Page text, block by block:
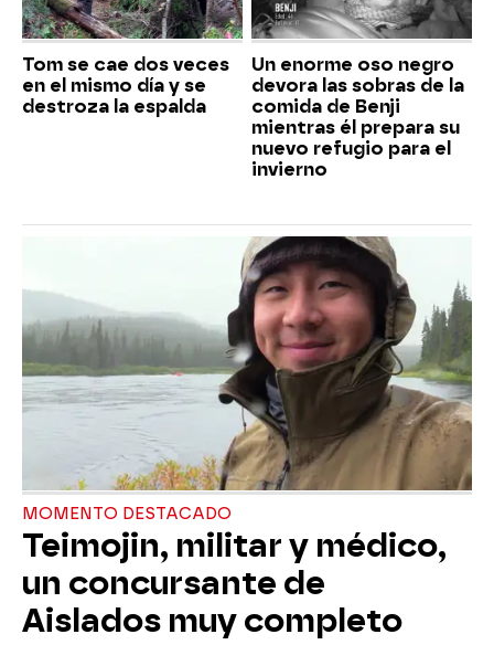
Tom se cae dos veces
en el mismo día y se
destroza la espalda
Un enorme oso negro
devora las sobras de la
comida de Benji
mientras él prepara su
nuevo refugio para el
invierno
MOMENTO DESTACADO
Teimojin, militar y médico,
un concursante de
Aislados muy completo